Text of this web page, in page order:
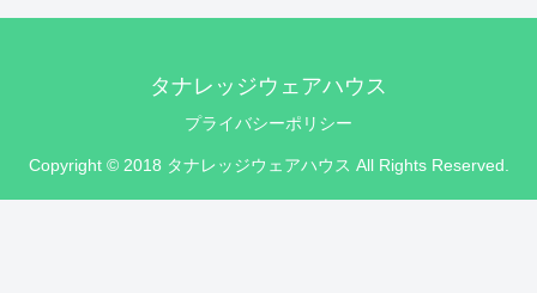
タナレッジウェアハウス
プライバシーポリシー
Copyright © 2018 タナレッジウェアハウス All Rights Reserved.